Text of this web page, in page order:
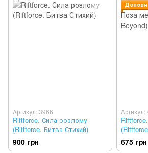
Артикул: 3966
Riftforce. Сила розлому
(Riftforce. Битва Стихий)
900 грн
Артикул:
675 грн